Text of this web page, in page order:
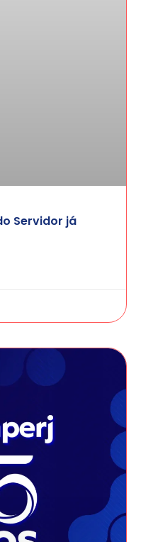
Servidor já